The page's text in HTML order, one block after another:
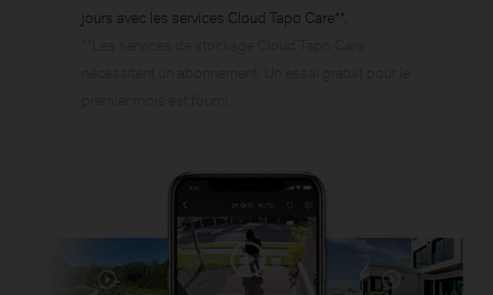
jours avec les services Cloud Tapo Care**.